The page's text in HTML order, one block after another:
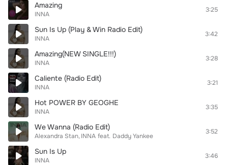
Amazing
INNA
3:25
Sun Is Up (Play & Win Radio Edit)
INNA
3:42
Amazing(NEW SINGLE!!!)
INNA
3:28
Caliente (Radio Edit)
INNA
3:21
Hot POWER BY GEOGHE
INNA
3:35
We Wanna (Radio Edit)
Alexandra Stan INNA feat. Daddy Yankee
3:52
Sun Is Up
INNA
3:46